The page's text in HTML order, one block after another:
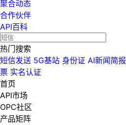
聚合动态
合作伙伴
API百科
热门搜索
短信发送 5G基站 身份证 AI新闻简报
票 实名认证
首页
API市场
OPC社区
产品矩阵